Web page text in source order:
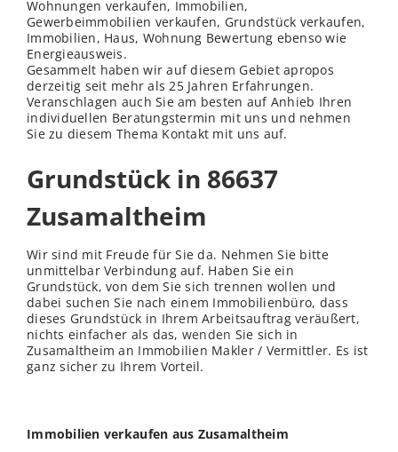
Wohnungen verkaufen, Immobilien,
Gewerbeimmobilien verkaufen, Grundstück verkaufen,
Immobilien, Haus, Wohnung Bewertung ebenso wie
Energieausweis.
Gesammelt haben wir auf diesem Gebiet apropos
derzeitig seit mehr als 25 Jahren Erfahrungen.
Veranschlagen auch Sie am besten auf Anhieb Ihren
individuellen Beratungstermin mit uns und nehmen
Sie zu diesem Thema Kontakt mit uns auf.
Grundstück in 86637
Zusamaltheim
Wir sind mit Freude für Sie da. Nehmen Sie bitte
unmittelbar Verbindung auf. Haben Sie ein
Grundstück, von dem Sie sich trennen wollen und
dabei suchen Sie nach einem Immobilienbüro, dass
dieses Grundstück in Ihrem Arbeitsauftrag veräußert,
nichts einfacher als das, wenden Sie sich in
Zusamaltheim an Immobilien Makler / Vermittler. Es ist
ganz sicher zu Ihrem Vorteil.
Immobilien verkaufen aus Zusamaltheim